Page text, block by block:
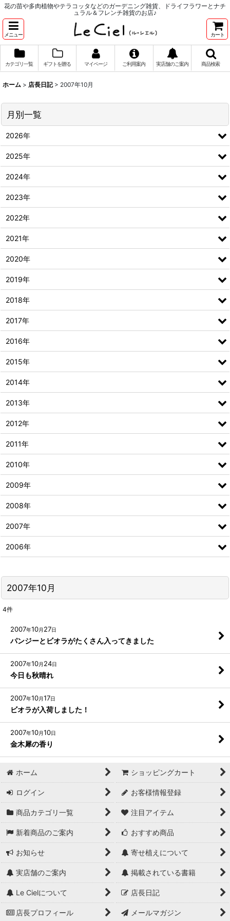
花の苗や多肉植物やテラコッタなどのガーデニング雑貨、ドライフラワーとナチ
ュラル＆フレンチ雑貨のお店♪
メニュー カート
カテゴリ一覧 ギフトを贈る マイページ ご利用案内 実店舗のご案内 商品検索
ホーム > 店長日記 > 2007年10月
2007年10月
4件
2007年10月 27日
パンジーとビオラがたくさん入ってきました
2007年10月 24日
今日も秋晴れ
2007年10月17日
ビオラが入荷しました！
2007年10月10日
金木犀の香り
月別一覧
2026年
2025年
2024年
2023年
2022年
2021年
2020年
2019年
2018年
2017年
2016年
2015年
2014年
2013年
2012年
2011年
2010年
2009年
2008年
2007年
2006年
ホーム ショッピングカート
ログイン お客様情報登録
商品カテゴリ一覧 注目アイテム
新着商品のご案内 おすすめ商品
お知らせ 寄せ植えについて
実店舗のご案内 掲載されている書籍
Le Cielについて 店長日記
店長プロフィール メールマガジン